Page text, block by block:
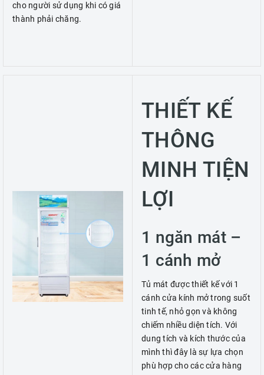
cho người sử dụng khi có giá
thành phải chăng.
THIẾT KẾ
THÔNG
MINH TIỆN
LỢI
1 ngăn mát –
1 cánh mở
Tủ mát được thiết kế với 1
cánh cửa kính mở trong suốt
tinh tế, nhỏ gọn và không
chiếm nhiều diện tích. Với
dung tích và kích thước của
mình thì đây là sự lựa chọn
phù hợp cho các cửa hàng